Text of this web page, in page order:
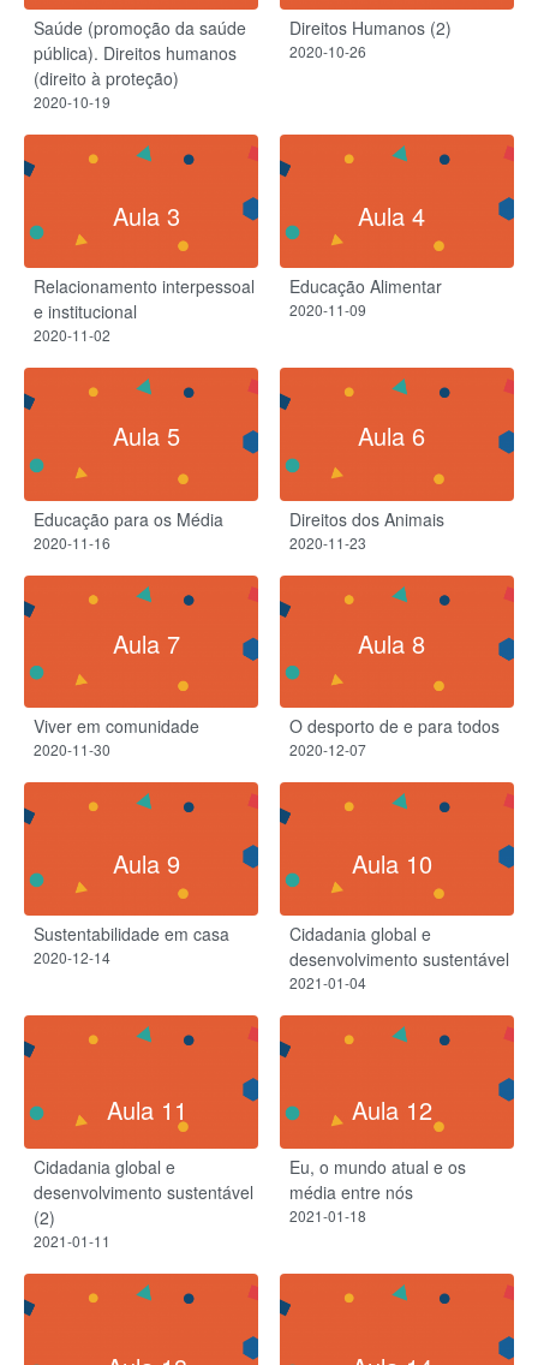
Saúde (promoção da saúde
pública). Direitos humanos
(direito à proteção)
2020-10-19
Direitos Humanos (2)
2020-10-26
Aula 3
Relacionamento interpessoal
e institucional
2020-11-02
Aula 4
Educação Alimentar
2020-11-09
Aula 5
Educação para os Média
2020-11-16
Aula 6
Direitos dos Animais
2020-11-23
Aula 7
Viver em comunidade
2020-11-30
Aula 8
O desporto de e para todos
2020-12-07
Aula 9
Sustentabilidade em casa
2020-12-14
Aula 10
Cidadania global e
desenvolvimento sustentável
2021-01-04
Aula 11
Cidadania global e
desenvolvimento sustentável
(2)
2021-01-11
Aula 12
Eu, o mundo atual e os
média entre nós
2021-01-18